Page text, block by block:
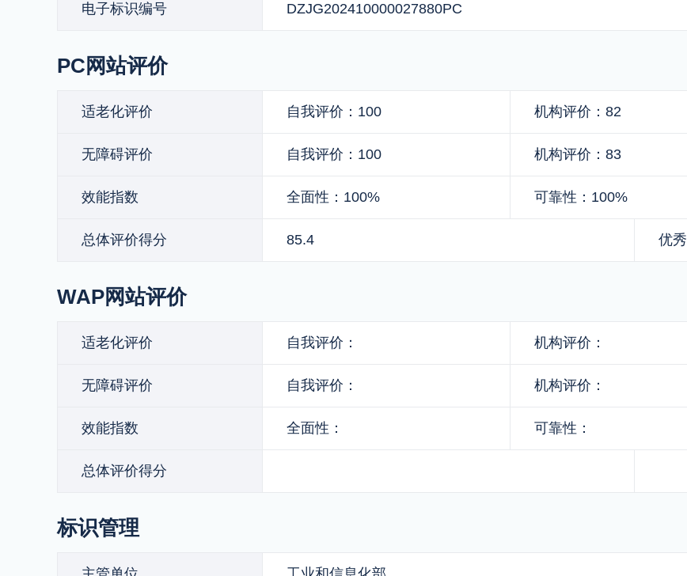
电子标识编号 DZJG202410000027880PC
PC网站评价
适老化评价 自我评价：100 机构评价：82
无障碍评价 自我评价：100 机构评价：83
效能指数 全面性：100% 可靠性：100%
总体评价得分 85.4 优秀
WAP网站评价
适老化评价 自我评价： 机构评价：
无障碍评价 自我评价： 机构评价：
效能指数 全面性： 可靠性：
总体评价得分
标识管理